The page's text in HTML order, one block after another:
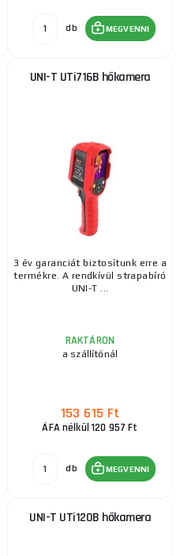
db MEGVENNI
UNI-T UTi716B hőkamera
3 év garanciát biztosítunk erre a
termékre. A rendkívül strapabíró
UNI-T ...
RAKTÁRON
a szállítónál
153 615 Ft
ÁFA nélkül 120 957 Ft
db MEGVENNI
UNI-T UTi120B hőkamera